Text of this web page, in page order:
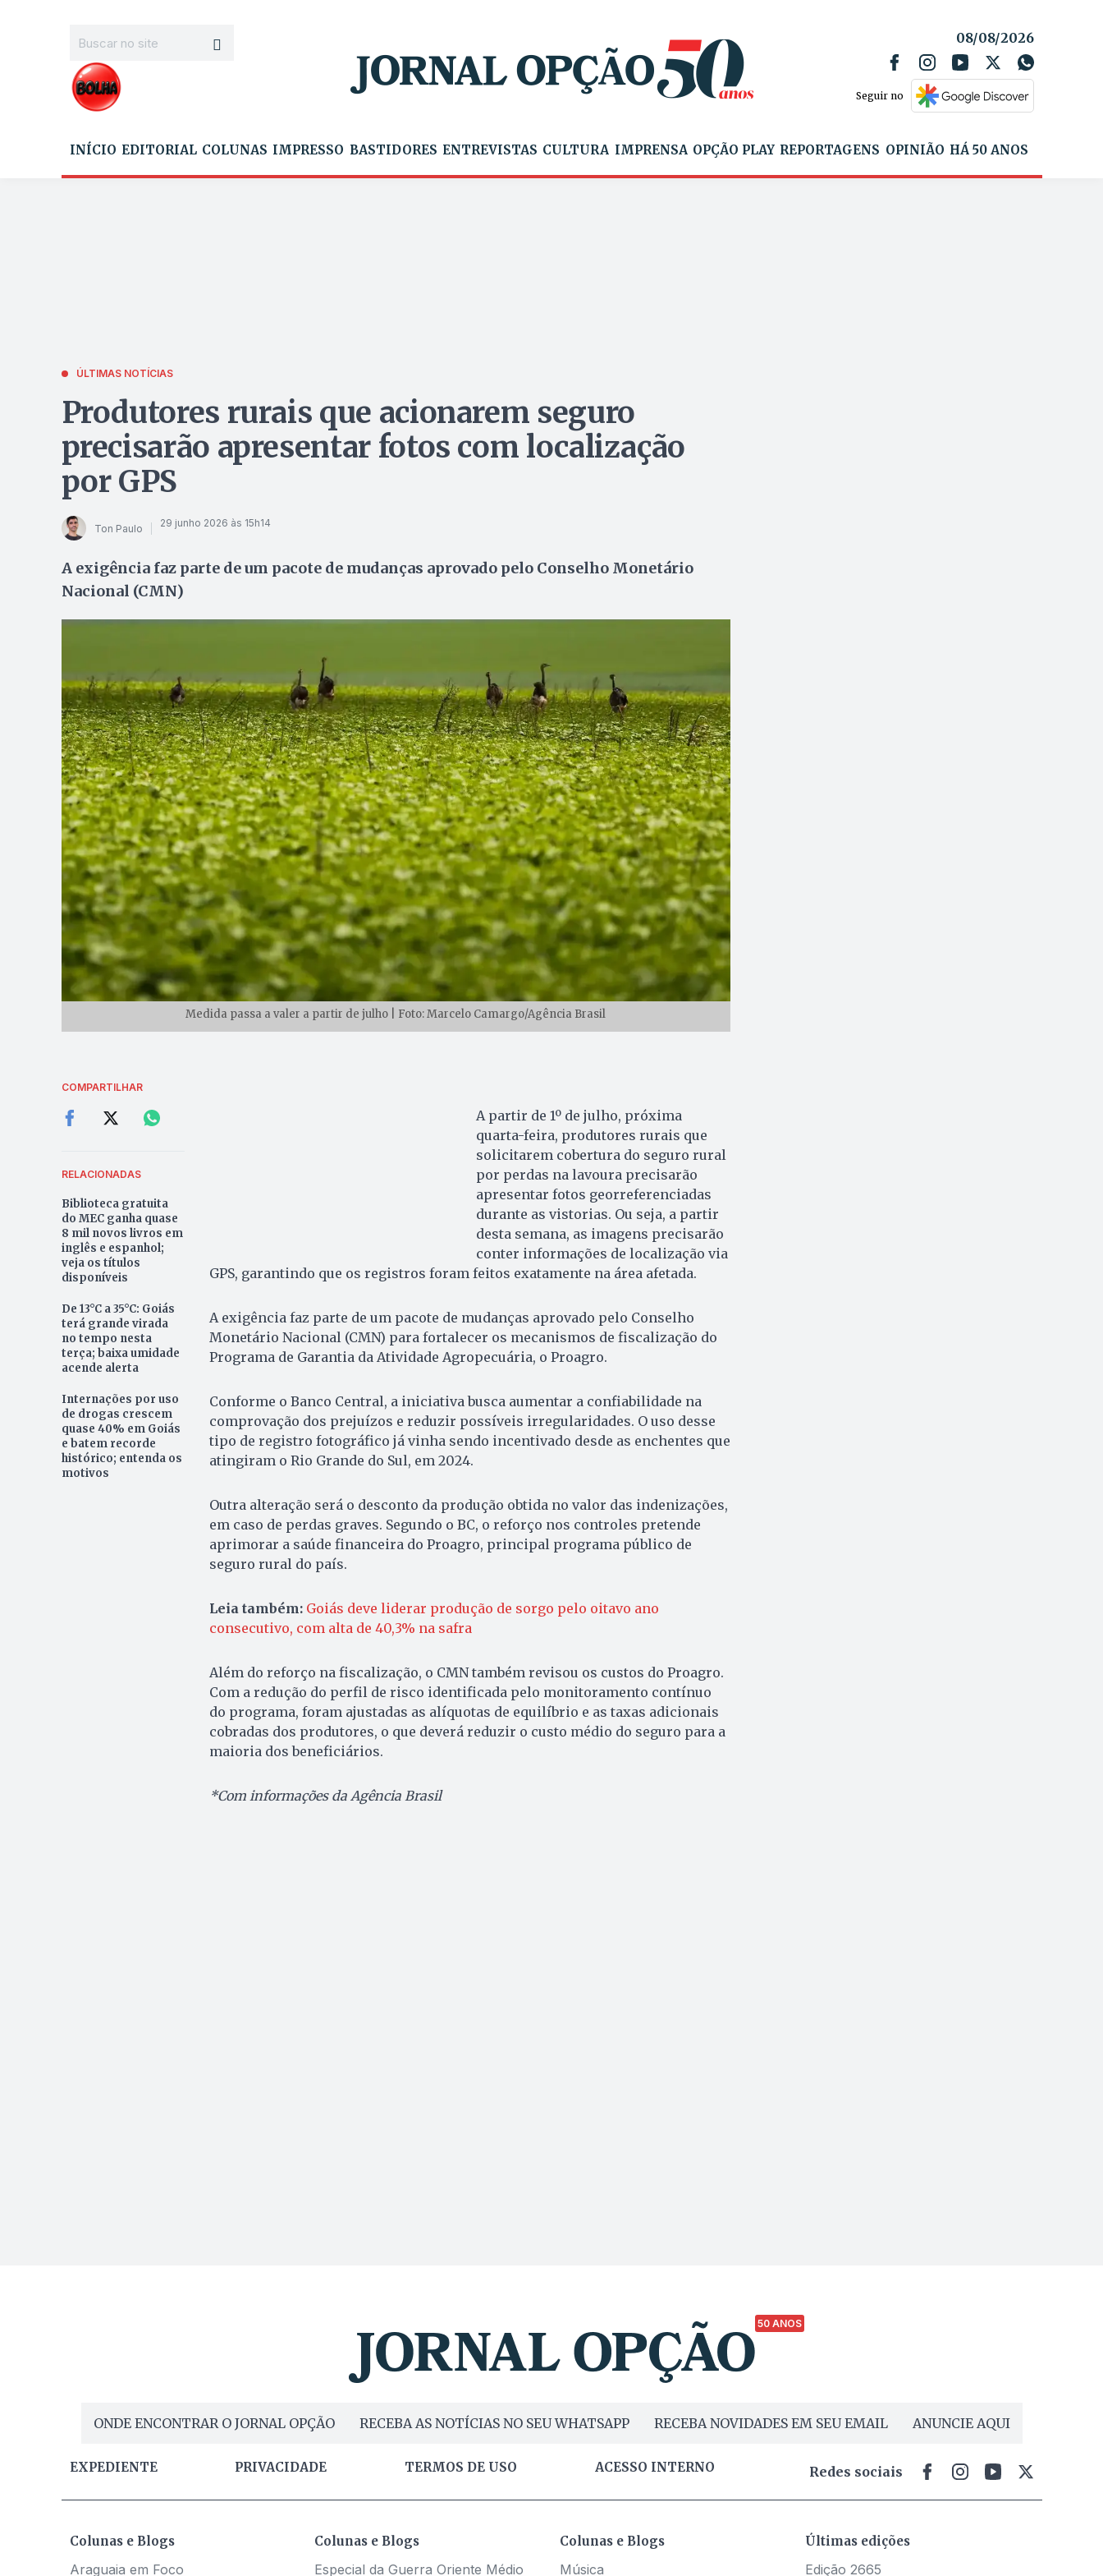
08/08/2026
Seguir no
INÍCIO EDITORIAL COLUNAS IMPRESSO BASTIDORES ENTREVISTAS CULTURA IMPRENSA OPÇÃO PLAY REPORTAGENS OPINIÃO HÁ 50 ANOS
ÚLTIMAS NOTÍCIAS
Produtores rurais que acionarem seguro
precisarão apresentar fotos com localização
por GPS
Ton Paulo 29 junho 2026 às 15h14
A exigência faz parte de um pacote de mudanças aprovado pelo Conselho Monetário
Nacional (CMN)
Medida passa a valer a partir de julho | Foto: Marcelo Camargo/Agência Brasil
COMPARTILHAR
RELACIONADAS
Biblioteca gratuita
do MEC ganha quase
8 mil novos livros em
inglês e espanhol;
veja os títulos
disponíveis
De 13°C a 35°C: Goiás
terá grande virada
no tempo nesta
terça; baixa umidade
acende alerta
Internações por uso
de drogas crescem
quase 40% em Goiás
e batem recorde
histórico; entenda os
motivos
A partir de 1º de julho, próxima
quarta-feira, produtores rurais que
solicitarem cobertura do seguro rural
por perdas na lavoura precisarão
apresentar fotos georreferenciadas
durante as vistorias. Ou seja, a partir
desta semana, as imagens precisarão
conter informações de localização via
GPS, garantindo que os registros foram feitos exatamente na área afetada.
A exigência faz parte de um pacote de mudanças aprovado pelo Conselho
Monetário Nacional (CMN) para fortalecer os mecanismos de fiscalização do
Programa de Garantia da Atividade Agropecuária, o Proagro.
Conforme o Banco Central, a iniciativa busca aumentar a confiabilidade na
comprovação dos prejuízos e reduzir possíveis irregularidades. O uso desse
tipo de registro fotográfico já vinha sendo incentivado desde as enchentes que
atingiram o Rio Grande do Sul, em 2024.
Outra alteração será o desconto da produção obtida no valor das indenizações,
em caso de perdas graves. Segundo o BC, o reforço nos controles pretende
aprimorar a saúde financeira do Proagro, principal programa público de
seguro rural do país.
Leia também: Goiás deve liderar produção de sorgo pelo oitavo ano
consecutivo, com alta de 40,3% na safra
Além do reforço na fiscalização, o CMN também revisou os custos do Proagro.
Com a redução do perfil de risco identificada pelo monitoramento contínuo
do programa, foram ajustadas as alíquotas de equilíbrio e as taxas adicionais
cobradas dos produtores, o que deverá reduzir o custo médio do seguro para a
maioria dos beneficiários.
*Com informações da Agência Brasil
50 ANOS
ONDE ENCONTRAR O JORNAL OPÇÃO RECEBA AS NOTÍCIAS NO SEU WHATSAPP RECEBA NOVIDADES EM SEU EMAIL ANUNCIE AQUI
EXPEDIENTE PRIVACIDADE TERMOS DE USO ACESSO INTERNO Redes sociais
Colunas e Blogs
Araguaia em Foco
Colunas e Blogs
Especial da Guerra Oriente Médio
Colunas e Blogs
Música
Últimas edições
Edição 2665